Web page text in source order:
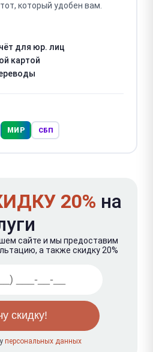
который удобен вам.
для юр. лиц
картой
МИР СБП
20% на
сайте и мы предоставим
а также скидку 20%
персональных данных